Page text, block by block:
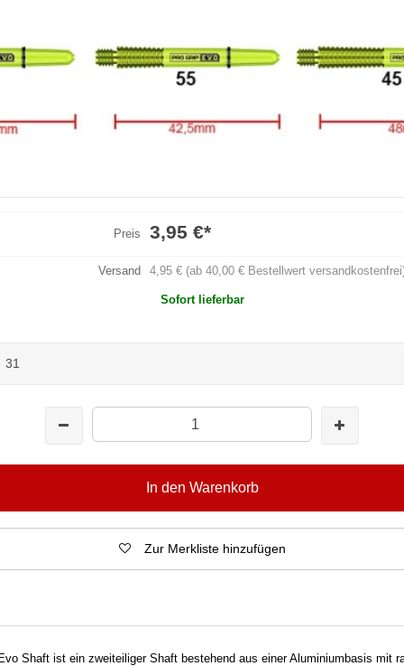
Preis 3,95 €*
Versand 4,95 € (ab 40,00 € Bestellwert
Sofort lieferbar
31
In den Warenkorb
Zur Merkliste hinzufügen
Shaft ist ein zweiteiliger Shaft bestehend aus einer Aluminiumbasis mit